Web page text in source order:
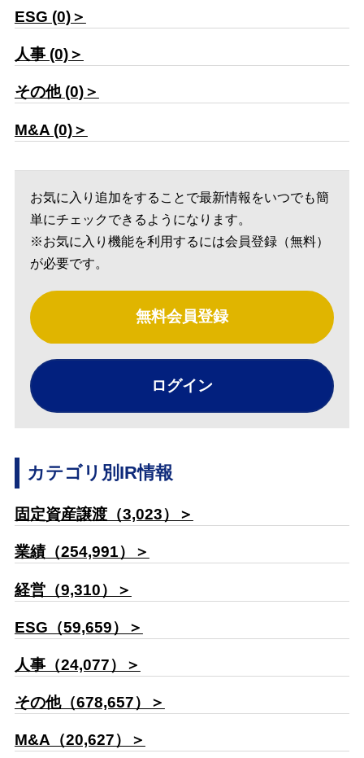
ESG (0)＞
人事 (0)＞
その他 (0)＞
M&A (0)＞
お気に入り追加をすることで最新情報をいつでも簡
単にチェックできるようになります。
※お気に入り機能を利用するには会員登録（無料）
が必要です。
無料会員登録
ログイン
カテゴリ別IR情報
固定資産譲渡（3,023）＞
業績（254,991）＞
経営（9,310）＞
ESG（59,659）＞
人事（24,077）＞
その他（678,657）＞
M&A（20,627）＞